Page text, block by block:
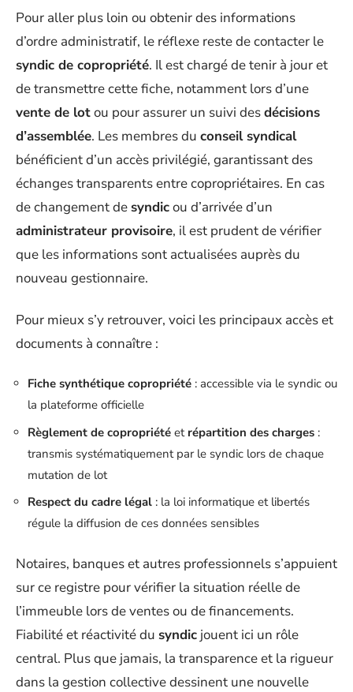
Pour aller plus loin ou obtenir des informations
d’ordre administratif, le réflexe reste de contacter le
syndic de copropriété. Il est chargé de tenir à jour et
de transmettre cette fiche, notamment lors d’une
vente de lotou pour assurer un suivi desdécisions
d’assemblée. Les membres du conseil syndical
bénéficient d’un accès privilégié, garantissant des
échanges transparents entre copropriétaires. En cas
de changement de syndicou d’arrivée d’un
administrateur provisoire, il est prudent de vérifier
que les informations sont actualisées auprès du
nouveau gestionnaire.
Pour mieux s’y retrouver, voici les principaux accès et
documents à connaître :
Fiche synthétique copropriété : accessible via le syndic ou
la plateforme officielle
Règlement de copropriété et répartition des charges :
transmis systématiquement par le syndic lors de chaque
mutation de lot
Respect du cadre légal : la loi informatique et libertés
régule la diffusion de ces données sensibles
Notaires, banques et autres professionnels s’appuient
sur ce registre pour vérifier la situation réelle de
l’immeuble lors de ventes ou de financements.
Fiabilité et réactivité du syndic jouent ici un rôle
central. Plus que jamais, la transparence et la rigueur
dans la gestion collective dessinent une nouvelle